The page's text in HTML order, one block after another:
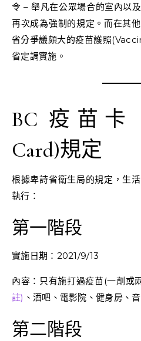
令 – 舉凡在公眾場合的室內以
再次成為強制的規定。而在其
省分爭議頗大的疫苗護照
省定調實施。
BC 疫苗卡
Card)規定
根據卑詩省衛生局的規定，生
執行：
第一階段
實施日期：2021/9/13
內容：只有施打過疫苗(一劑或
註) 、酒吧、電影院、健身房、
第二階段